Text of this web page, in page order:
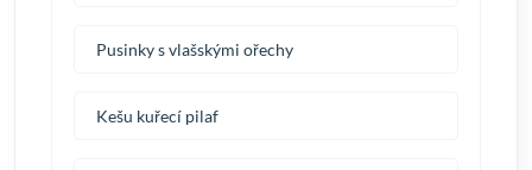
Pusinky s vlašskými ořechy
Kešu kuřecí pilaf